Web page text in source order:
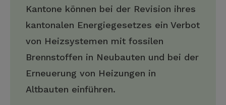
Kantone können bei der Revision ihres
kantonalen Energiegesetzes ein Verbot
von Heizsystemen mit fossilen
Brennstoffen in Neubauten und bei der
Erneuerung von Heizungen in
Altbauten einführen.